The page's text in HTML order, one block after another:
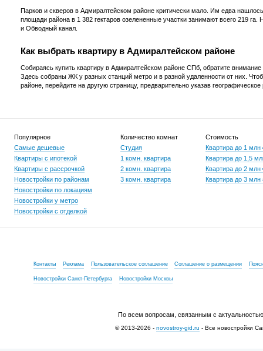
Парков и скверов в Адмиралтейском районе критически мало. Им едва
площади района в 1 382 гектаров озелененные участки занимают всего 219
и Обводный канал.
Как выбрать квартиру в Адмиралтейском районе
Собираясь купить квартиру в Адмиралтейском районе СПб, обратите
Здесь собраны ЖК у разных станций метро и в разной удаленности от них.
районе, перейдите на другую страницу, предварительно указав
Популярное
Самые дешевые
Квартиры с ипотекой
Квартиры с рассрочкой
Новостройки по районам
Новостройки по локациям
Новостройки у метро
Новостройки с отделкой
Количество комнат
Студия
1 комн. квартира
2 комн. квартира
3 комн. квартира
Стоимость
Квартира до 1 млн
Квартира до 1,5
Квартира до 2 млн
Квартира до 3 млн
Контакты Реклама Пользовательское соглашение Соглашение о размещении
Новостройки Санкт-Петербурга Новостройки Москвы
По всем вопросам, связанным с
© 2013-2026 - novostroy-gid.ru - Все новостройки